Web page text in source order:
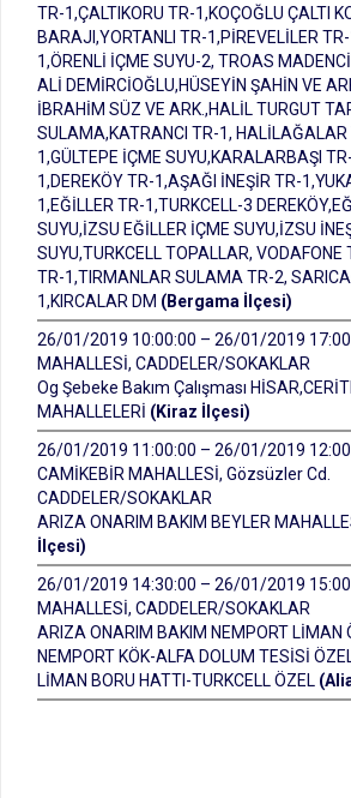
TR-1,ÇALTIKORU TR-1,KOÇOĞLU ÇALTI
BARAJI,YORTANLI TR-1,PİREVELİLER
1,ÖRENLİ İÇME SUYU-2, TROAS
ALİ DEMİRCİOĞLU,HÜSEYİN ŞAHİN VE
İBRAHİM SÜZ VE ARK.,HALİL TURGUT
SULAMA,KATRANCI TR-1,
1,GÜLTEPE İÇME SUYU,KARALARBAŞI
1,DEREKÖY TR-1,AŞAĞI İNEŞİR TR-
1,EĞİLLER TR-1,TURKCELL-3
SUYU,İZSU EĞİLLER İÇME SUYU,İZSU
SUYU,TURKCELL TOPALLAR, VODAFONE
TR-1,TIRMANLAR SULAMA TR-2,
1,KIRCALAR DM (Bergama İlçesi)
26/01/2019 10:00:00 – 26/01/2019
MAHALLESİ, CADDELER/SOKAKLAR
Og Şebeke Bakım Çalışması
MAHALLELERİ (Kiraz İlçesi)
26/01/2019 11:00:00 – 26/01/2019
CAMİKEBİR MAHALLESİ, Gözsüzler Cd.
CADDELER/SOKAKLAR
ARIZA ONARIM BAKIM BEYLER
İlçesi)
26/01/2019 14:30:00 – 26/01/2019
MAHALLESİ, CADDELER/SOKAKLAR
ARIZA ONARIM BAKIM NEMPORT LİMAN
NEMPORT KÖK-ALFA DOLUM TESİSİ
LİMAN BORU HATTI-TURKCELL ÖZEL